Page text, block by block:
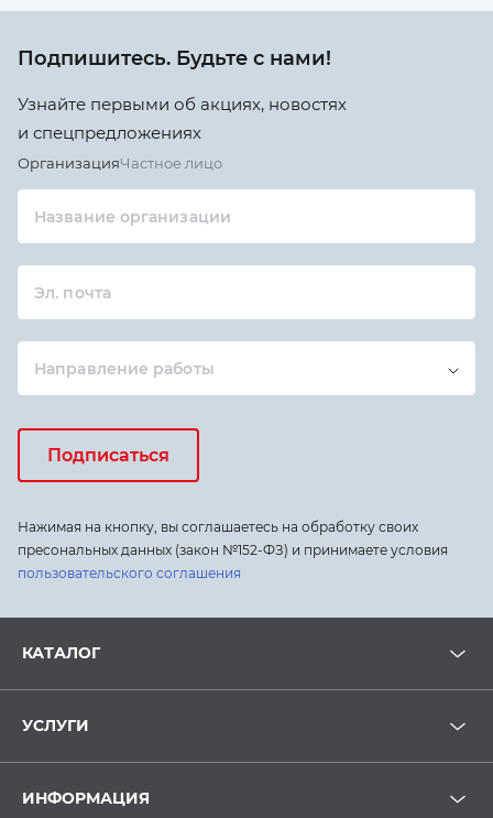
Подпишитесь. Будьте с нами!
Узнайте первыми об акциях, новостях
и спецпредложениях
ОрганизацияЧастное лицо
Название организации
Эл. почта
Направление работы
Подписаться
Нажимая на кнопку, вы соглашаетесь на обработку своих
пресональных данных (закон №152-ФЗ) и принимаете условия
пользовательского соглашения
КАТАЛОГ
УСЛУГИ
ИНФОРМАЦИЯ